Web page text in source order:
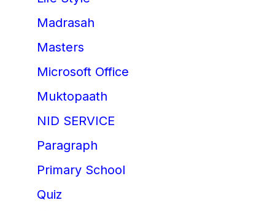
Madrasah
Masters
Microsoft Office
Muktopaath
NID SERVICE
Paragraph
Primary School
Quiz